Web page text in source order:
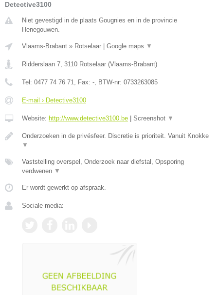
Detective3100
Niet gevestigd in de plaats Gougnies en in de provincie
Henegouwen.
Vlaams-Brabant » Rotselaar Google maps ▼
Ridderslaan 7, 3110 Rotselaar (Vlaams-Brabant)
Tel: 0477 74 76 71, Fax: -, BTW-nr: 0733263085
E-mail › Detective3100
Website: http://www.detective3100.be Screenshot ▼
Onderzoeken in de privésfeer. Discretie is prioriteit. Vanuit Knokke
▼
Vaststelling overspel, Onderzoek naar diefstal, Opsporing
verdwenen ▼
Er wordt gewerkt op afspraak.
Sociale media: